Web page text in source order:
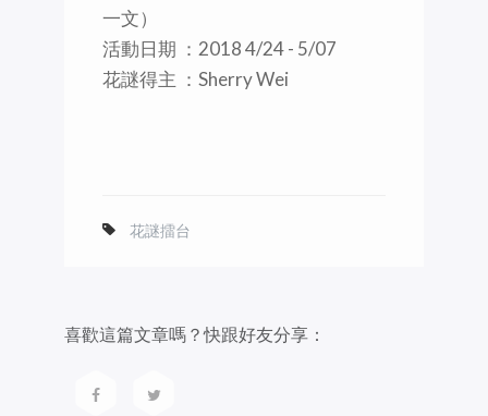
一文）
活動日期 ：2018 4/24 - 5/07
花謎得主 ：Sherry Wei
花謎擂台
喜歡這篇文章嗎？快跟好友分享：